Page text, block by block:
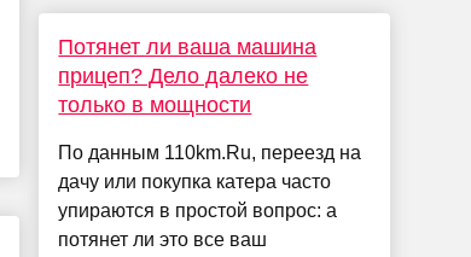
Потянет ли ваша машина
прицеп? Дело далеко не
только в мощности
По данным 110km.Ru, переезд на
дачу или покупка катера часто
упираются в простой вопрос: а
потянет ли это все ваш